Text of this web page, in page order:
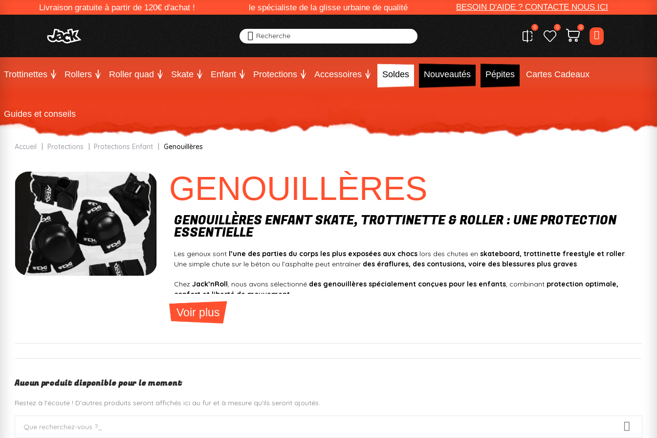
Livraison gratuite à partir de 120€ d'achat ! le spécialiste de la glisse urbaine de qualité BESOIN D'AIDE ? CONTACTE NOUS ICI
Recherche
0 0 0
Trottinettes Rollers Roller quad Skate Enfant Protections Accessoires Soldes Nouveautés Pépites Cartes Cadeaux
Guides et conseils
Accueil Protections Protections Enfant Genouillères
GENOUILLÈRES
GENOUILLÈRES ENFANT SKATE, TROTTINETTE & ROLLER : UNE PROTECTION
ESSENTIELLE
Les genoux sont l’une des parties du corps les plus exposées aux chocs lors des chutes enskateboard, trottinette freestyle et roller.
Une simple chute sur le béton ou l’asphalte peut entraîner des éraflures, des contusions, voire des blessures plus graves.
ChezJack’nRoll, nous avons sélectionné des genouillères spécialement conçues pour les enfants, combinant protection optimale,
confort et liberté de mouvement
Offrez à votre enfant une protection efficace pour qu’il puisse rider en toute sécurité et confiance !
POURQUOI ÉQUIPER VOTRE ENFANT DE GENOUILLÈRES ?
Les genouillères réduisent considérablement
CONFIANCE ET PROGRESSION
Voir plus
Aucun produit disponible pour le moment
Restez à l'écoute ! D'autres produits seront affichés ici au fur et à mesure qu'ils seront ajoutés.